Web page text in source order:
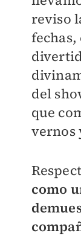
reviso
fechas,
del
que
vernos
como